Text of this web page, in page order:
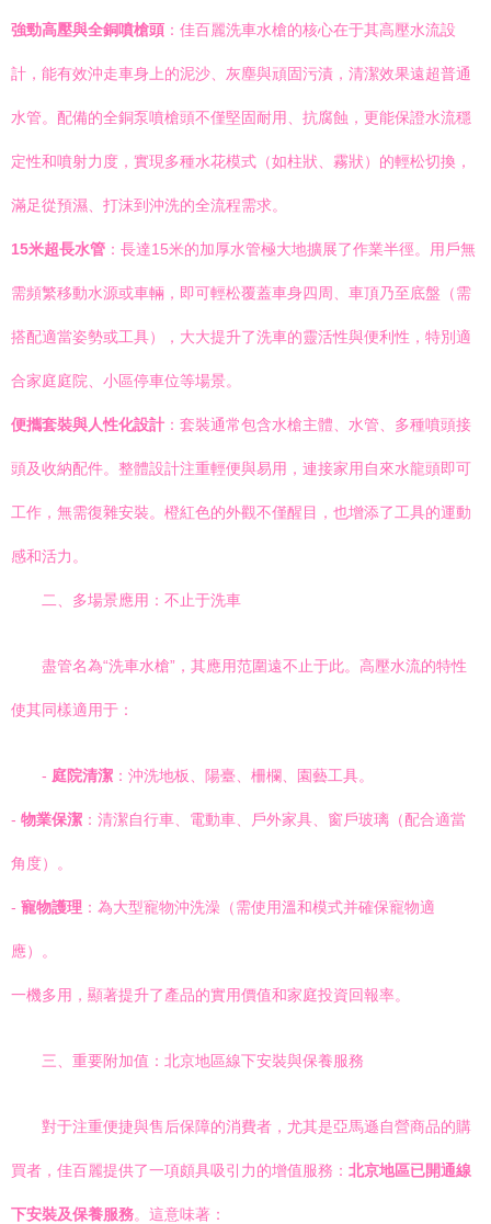
強勁高壓與全銅噴槍頭 ：佳百麗洗車水槍的核心在于其高壓水流設
計，能有效沖走車身上的泥沙、灰塵與頑固污漬，清潔效果遠超普通
水管。配備的全銅泵噴槍頭不僅堅固耐用、抗腐蝕，更能保證水流穩
定性和噴射力度，實現多種水花模式（如柱狀、霧狀）的輕松切換，
滿足從預濕、打沫到沖洗的全流程需求。
15米超長水管 ：長達15米的加厚水管極大地擴展了作業半徑。用戶無
需頻繁移動水源或車輛，即可輕松覆蓋車身四周、車頂乃至底盤（需
搭配適當姿勢或工具），大大提升了洗車的靈活性與便利性，特別適
合家庭庭院、小區停車位等場景。
便攜套裝與人性化設計 ：套裝通常包含水槍主體、水管、多種噴頭接
頭及收納配件。整體設計注重輕便與易用，連接家用自來水龍頭即可
工作，無需復雜安裝。橙紅色的外觀不僅醒目，也增添了工具的運動
感和活力。
二、多場景應用：不止于洗車
盡管名為“洗車水槍”，其應用范圍遠不止于此。高壓水流的特性
使其同樣適用于：
- 庭院清潔 ：沖洗地板、陽臺、柵欄、園藝工具。
- 物業保潔 ：清潔自行車、電動車、戶外家具、窗戶玻璃（配合適當
角度）。
- 寵物護理 ：為大型寵物沖洗澡（需使用溫和模式并確保寵物適
應）。
一機多用，顯著提升了產品的實用價值和家庭投資回報率。
三、重要附加值：北京地區線下安裝與保養服務
對于注重便捷與售后保障的消費者，尤其是亞馬遜自營商品的購
買者，佳百麗提供了一項頗具吸引力的增值服務： 北京地區已開通線
下安裝及保養服務。這意味著：